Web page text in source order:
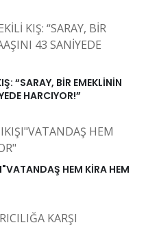
“SARAY, BİR EMEKLİNİN
HARCIYOR!”
HEM KİRA HEM